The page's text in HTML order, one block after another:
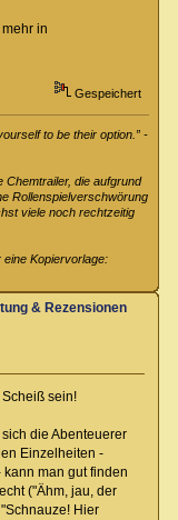
in
Gespeichert
to be their option.” -
Chemtrailer, die aufgrund
Rollenspielverschwörung
viele noch rechtzeitig
eine Kopiervorlage:
& Rezensionen
sein!
die Abenteuerer
Einzelheiten -
man gut finden
("Ähm, jau, der
Hier